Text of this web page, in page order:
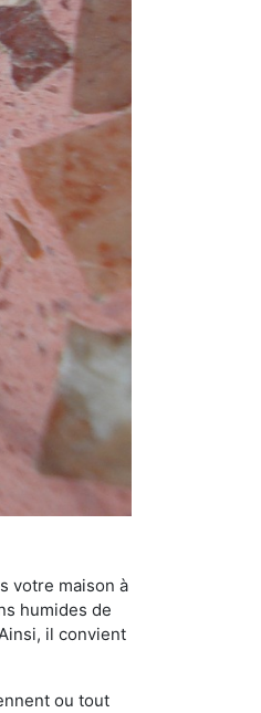
votre maison à
humides de
il convient
ou tout